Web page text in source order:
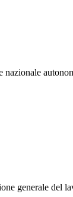
nazionale
generale del